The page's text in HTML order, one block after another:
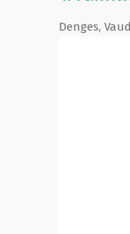
Denges,